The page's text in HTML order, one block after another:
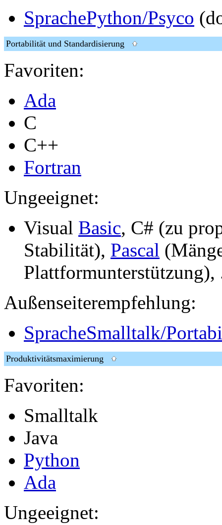
SprachePython/Psyco
Portabilität und Standardisierung
Favoriten:
Ada
C
C++
Fortran
Ungeeignet:
Visual Basic, C# (zu
Stabilität), Pascal
Plattformunterstützung),
Außenseiterempfehlung:
SpracheSmalltalk/
Produktivitätsmaximierung
Favoriten:
Smalltalk
Java
Python
Ada
Ungeeignet: